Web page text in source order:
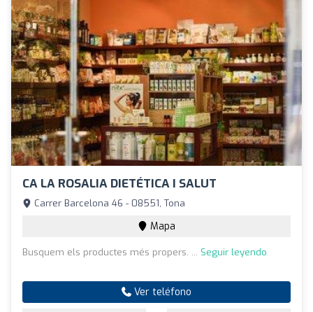
CA LA ROSALIA DIETÉTICA I SALUT
Carrer Barcelona 46 - 08551, Tona
Mapa
Busquem els productes més propers. ... Seguir leyendo
Ver teléfono